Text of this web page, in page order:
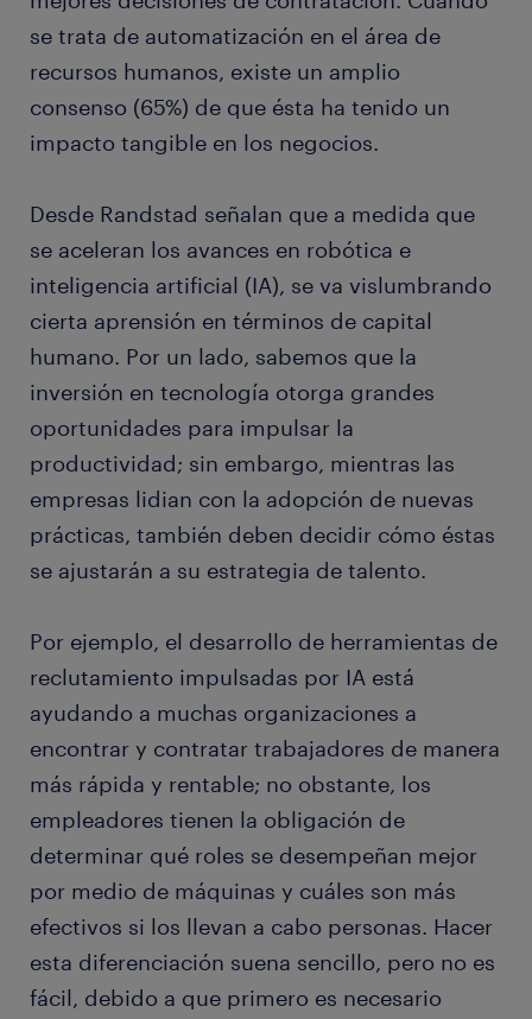
se trata de automatización en el área de
recursos humanos, existe un amplio
consenso (65%) de que ésta ha tenido un
impacto tangible en los negocios.
Desde Randstad señalan que a medida que
se aceleran los avances en robótica e
inteligencia artificial (IA), se va vislumbrando
cierta aprensión en términos de capital
humano. Por un lado, sabemos que la
inversión en tecnología otorga grandes
oportunidades para impulsar la
productividad; sin embargo, mientras las
empresas lidian con la adopción de nuevas
prácticas, también deben decidir cómo éstas
se ajustarán a su estrategia de talento.
Por ejemplo, el desarrollo de herramientas de
reclutamiento impulsadas por IA está
ayudando a muchas organizaciones a
encontrar y contratar trabajadores de manera
más rápida y rentable; no obstante, los
empleadores tienen la obligación de
determinar qué roles se desempeñan mejor
por medio de máquinas y cuáles son más
efectivos si los llevan a cabo personas. Hacer
esta diferenciación suena sencillo, pero no es
fácil, debido a que primero es necesario